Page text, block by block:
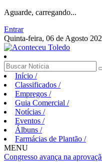
Aguarde, carregando...
Entrar
Quinta-feira, 06 de Agosto
Início /
Classificados /
Empregos /
Guia Comercial /
Notícias /
Eventos /
Álbuns /
Farmácias de Plantão /
MENU
Congresso avança na